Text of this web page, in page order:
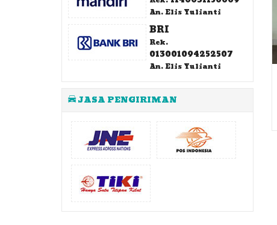
BRI
Rek.
013001094252507
An. Elis Yulianti